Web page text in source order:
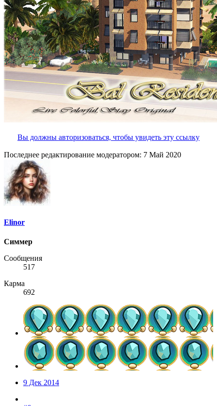
Вы должны авторизоваться, чтобы увидеть эту ссылку
Последнее редактирование модератором: 7 Май 2020
Elinor
Симмер
Сообщения
517
Карма
692
9 Дек 2014